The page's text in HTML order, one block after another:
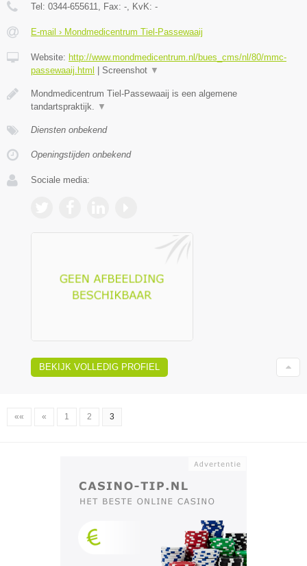
Tel: 0344-655611 , Fax: - , KvK: -
E-mail › Mondmedicentrum Tiel-Passewaaij
Website: http://www.mondmedicentrum.nl/bues_cms/nl/80/mmc-
passewaaij.html
Screenshot ▼
Mondmedicentrum Tiel-Passewaaij is een algemene
tandartspraktijk.
▼
Diensten onbekend
Openingstijden onbekend
Sociale media:
BEKIJK VOLLEDIG PROFIEL
«« « 1 2 3